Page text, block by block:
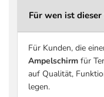
Stoffdichte
Stoffklasse
Für wen ist
Für Kunden, die
Ampelschirmfür
auf Qualität,
legen.